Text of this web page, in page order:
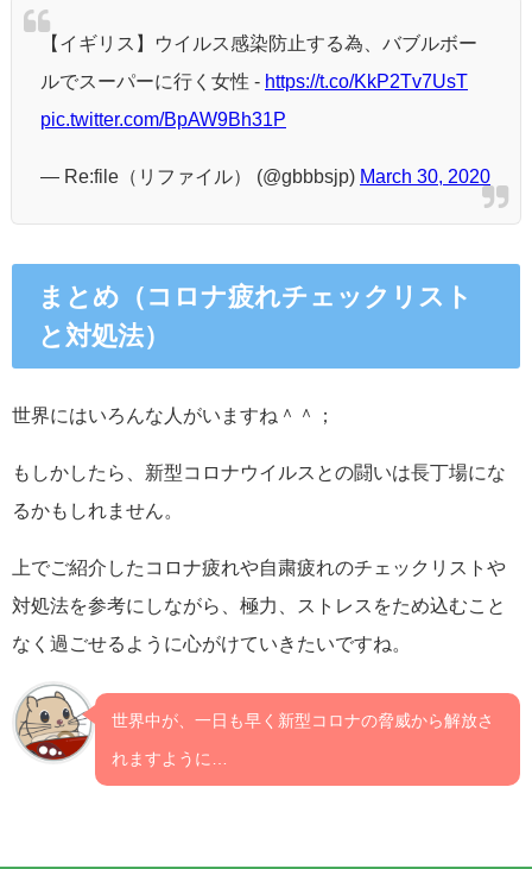
【イギリス】ウイルス感染防止する為、バブルボー
ルでスーパーに行く女性 - https://t.co/KkP2Tv7UsT
pic.twitter.com/BpAW9Bh31P
— Re:file（リファイル） (@gbbbsjp) March 30, 2020
まとめ （コロナ疲れチェックリスト
と対処法）
世界にはいろんな人がいますね＾＾；
もしかしたら、新型コロナウイルスとの闘いは長丁場にな
るかもしれません。
上でご紹介したコロナ疲れや自粛疲れのチェックリストや
対処法を参考にしながら、極力、ストレスをため込むこと
なく過ごせるように心がけていきたいですね。
世界中が、一日も早く新型コロナの脅威から解放さ
れますように…